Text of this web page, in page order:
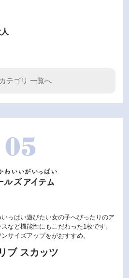
テゴリ 一覧へ
05
わいいがいっぱい
ルズアイテム
っぱい遊びたい女の子へぴったりのア
など機能性にもこだわった1枚です。
サイズアップをがおすすめ。
ブ スカッツ